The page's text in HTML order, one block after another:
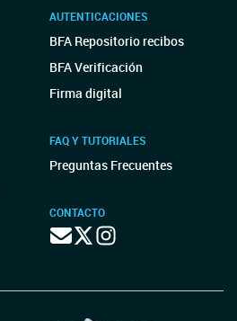
AUTENTICACIONES
BFA Repositorio recibos
BFA Verificación
Firma digital
FAQ Y TUTORIALES
Preguntas Frecuentes
CONTACTO